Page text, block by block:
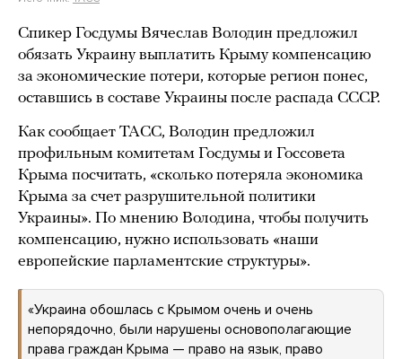
Спикер Госдумы Вячеслав Володин предложил
обязать Украину выплатить Крыму компенсацию
за экономические потери, которые регион понес,
оставшись в составе Украины после распада СССР.
Как сообщает ТАСС, Володин предложил
профильным комитетам Госдумы и Госсовета
Крыма посчитать, «сколько потеряла экономика
Крыма за счет разрушительной политики
Украины». По мнению Володина, чтобы получить
компенсацию, нужно использовать «наши
европейские парламентские структуры».
«Украина обошлась с Крымом очень и очень
непорядочно, были нарушены основополагающие
права граждан Крыма — право на язык, право